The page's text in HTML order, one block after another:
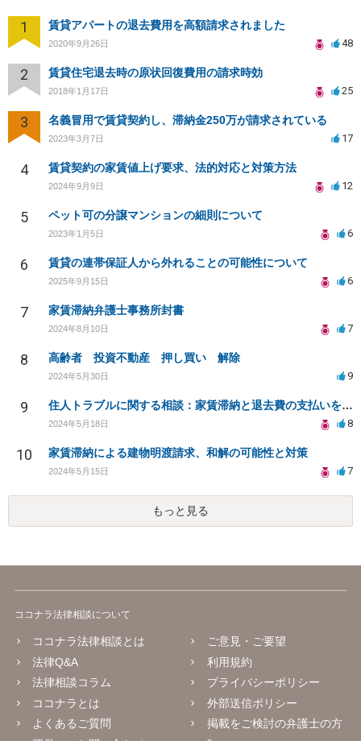
1 賃貸アパートの退去費用を高額請求されました
2020年9月26日 48
2 賃貸住宅退去時の原状回復費用の請求時効
2018年1月17日 25
3 名義冒用で賃貸契約し、滞納金250万が請求されている
2023年3月7日 17
4 賃貸契約の家賃値上げ要求、法的対応と対策方法
2024年9月9日 12
5 ペット可の分譲マンションの細則について
2023年1月5日 6
6 賃貸の連帯保証人から外れることの可能性について
2025年9月15日 6
7 家賃滞納弁護士事務所封書
2024年8月10日 7
8 高齢者 投資不動産 押し買い 解除
2024年5月30日 9
9 住人トラブルに関する相談：家賃滞納と退去費の支払いを拒否され、管理鍵の横領も発生
2024年5月18日 8
10 家賃滞納による建物明渡請求、和解の可能性と対策
2024年5月15日 7
もっと見る
ココナラ法律相談について
ココナラ法律相談とは
法律Q&A
法律相談コラム
ココナラとは
よくあるご質問
ご意見・ご要望
利用規約
プライバシーポリシー
外部送信ポリシー
掲載をご検討の弁護士の方